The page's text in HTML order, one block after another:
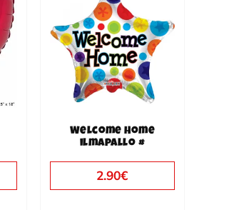
Welcome Home
ilmapallo #
2.90€